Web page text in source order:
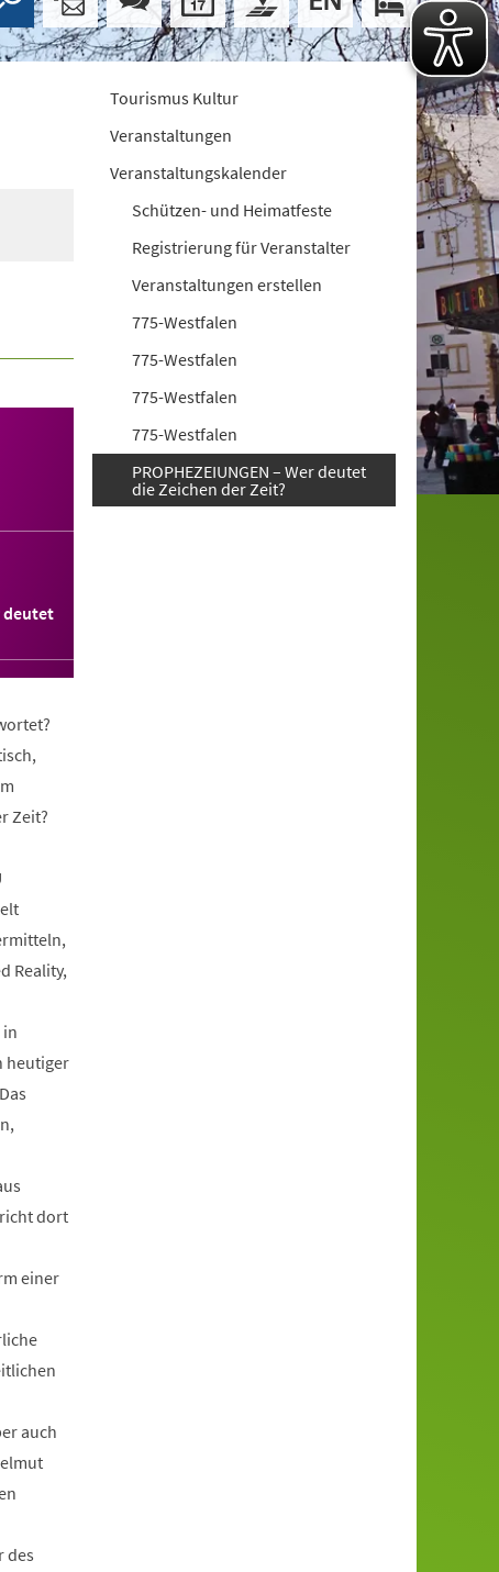
deutet
Zeit?
Reality,
heutiger
dort
einer
auch
des
Tourismus Kultur
Veranstaltungen
Veranstaltungskalender
Schützen- und Heimatfeste
Registrierung für Veranstalter
Veranstaltungen erstellen
775-Westfalen
775-Westfalen
775-Westfalen
775-Westfalen
PROPHEZEIUNGEN – Wer deutet
die Zeichen der Zeit?